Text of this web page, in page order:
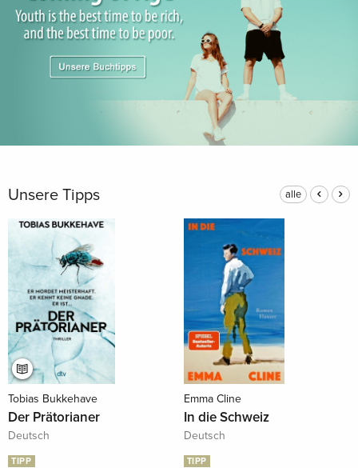
Unsere Tipps alle
Tobias Bukkehave
Der Prätorianer
Deutsch
TIPP
Emma Cline
In die Schweiz
Deutsch
TIPP